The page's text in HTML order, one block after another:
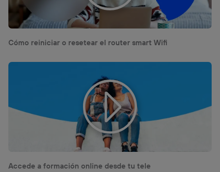
Cómo reiniciar o resetear el router smart Wifi
Accede a formación online desde tu tele